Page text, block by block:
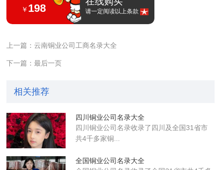
￥ 198 请一定阅读以上条款
上一篇：云南铜业公司工商名录大全
下一篇：最后一页
相关推荐
四川铜业公司名录大全
四川铜业公司名录收录了四川及全国31省市
共4千多家铜...
全国铜业公司名录大全